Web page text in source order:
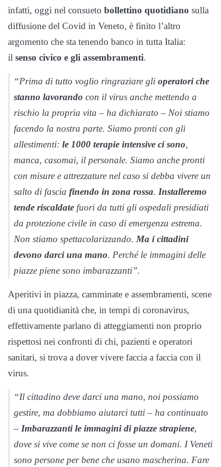
infatti, oggi nel consueto bollettino quotidiano sulla
diffusione del Covid in Veneto, è finito l’altro
argomento che sta tenendo banco in tutta Italia:
il senso civico e gli assembramenti.
“Prima di tutto voglio ringraziare gli operatori che
stanno lavorando con il virus anche mettendo a
rischio la propria vita – ha dichiarato – Noi stiamo
facendo la nostra parte. Siamo pronti con gli
allestimenti: le 1000 terapie intensive ci sono,
manca, casomai, il personale. Siamo anche pronti
con misure e attrezzature nel caso si debba vivere un
salto di fascia finendo in zona rossa. Installeremo
tende riscaldate fuori da tutti gli ospedali presidiati
da protezione civile in caso di emergenza estrema.
Non stiamo spettacolarizzando. Ma i cittadini
devono darci una mano. Perché le immagini delle
piazze piene sono imbarazzanti”.
Aperitivi in piazza, camminate e assembramenti, scene
di una quotidianità che, in tempi di coronavirus,
effettivamente parlano di atteggiamenti non proprio
rispettosi nei confronti di chi, pazienti e operatori
sanitari, si trova a dover vivere faccia a faccia con il
virus.
“Il cittadino deve darci una mano, noi possiamo
gestire, ma dobbiamo aiutarci tutti – ha continuato
– Imbarazzanti le immagini di piazze strapiene,
dove si vive come se non ci fosse un domani. I Veneti
sono persone per bene che usano mascherina. Fare